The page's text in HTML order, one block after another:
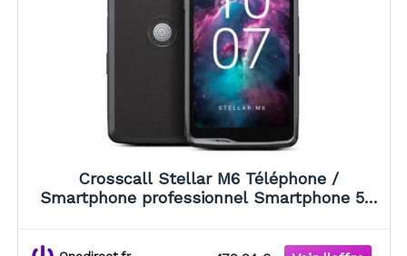
Crosscall Stellar M6 Téléphone /
Smartphone professionnel Smartphone 5G